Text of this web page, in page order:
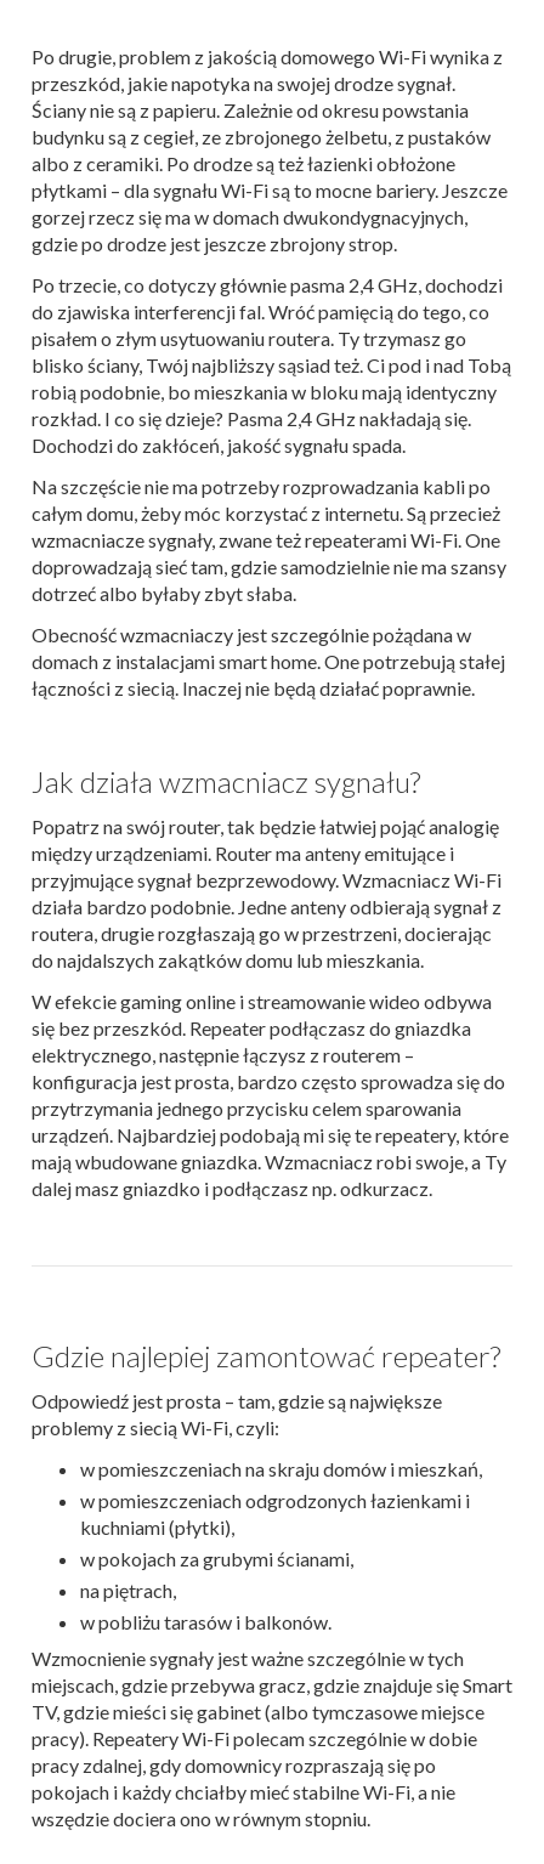
Po drugie, problem z jakością domowego Wi-Fi wynika z
przeszkód, jakie napotyka na swojej drodze sygnał.
Ściany nie są z papieru. Zależnie od okresu powstania
budynku są z cegieł, ze zbrojonego żelbetu, z pustaków
albo z ceramiki. Po drodze są też łazienki obłożone
płytkami – dla sygnału Wi-Fi są to mocne bariery. Jeszcze
gorzej rzecz się ma w domach dwukondygnacyjnych,
gdzie po drodze jest jeszcze zbrojony strop.
Po trzecie, co dotyczy głównie pasma 2,4 GHz, dochodzi
do zjawiska interferencji fal. Wróć pamięcią do tego, co
pisałem o złym usytuowaniu routera. Ty trzymasz go
blisko ściany, Twój najbliższy sąsiad też. Ci pod i nad Tobą
robią podobnie, bo mieszkania w bloku mają identyczny
rozkład. I co się dzieje? Pasma 2,4 GHz nakładają się.
Dochodzi do zakłóceń, jakość sygnału spada.
Na szczęście nie ma potrzeby rozprowadzania kabli po
całym domu, żeby móc korzystać z internetu. Są przecież
wzmacniacze sygnały, zwane też repeaterami Wi-Fi. One
doprowadzają sieć tam, gdzie samodzielnie nie ma szansy
dotrzeć albo byłaby zbyt słaba.
Obecność wzmacniaczy jest szczególnie pożądana w
domach z instalacjami smart home. One potrzebują stałej
łączności z siecią. Inaczej nie będą działać poprawnie.
Jak działa wzmacniacz sygnału?
Popatrz na swój router, tak będzie łatwiej pojąć analogię
między urządzeniami. Router ma anteny emitujące i
przyjmujące sygnał bezprzewodowy. Wzmacniacz Wi-Fi
działa bardzo podobnie. Jedne anteny odbierają sygnał z
routera, drugie rozgłaszają go w przestrzeni, docierając
do najdalszych zakątków domu lub mieszkania.
W efekcie gaming online i streamowanie wideo odbywa
się bez przeszkód. Repeater podłączasz do gniazdka
elektrycznego, następnie łączysz z routerem –
konfiguracja jest prosta, bardzo często sprowadza się do
przytrzymania jednego przycisku celem sparowania
urządzeń. Najbardziej podobają mi się te repeatery, które
mają wbudowane gniazdka. Wzmacniacz robi swoje, a Ty
dalej masz gniazdko i podłączasz np. odkurzacz.
Gdzie najlepiej zamontować repeater?
Odpowiedź jest prosta – tam, gdzie są największe
problemy z siecią Wi-Fi, czyli:
w pomieszczeniach na skraju domów i mieszkań,
w pomieszczeniach odgrodzonych łazienkami i
kuchniami (płytki),
w pokojach za grubymi ścianami,
na piętrach,
w pobliżu tarasów i balkonów.
Wzmocnienie sygnały jest ważne szczególnie w tych
miejscach, gdzie przebywa gracz, gdzie znajduje się Smart
TV, gdzie mieści się gabinet (albo tymczasowe miejsce
pracy). Repeatery Wi-Fi polecam szczególnie w dobie
pracy zdalnej, gdy domownicy rozpraszają się po
pokojach i każdy chciałby mieć stabilne Wi-Fi, a nie
wszędzie dociera ono w równym stopniu.